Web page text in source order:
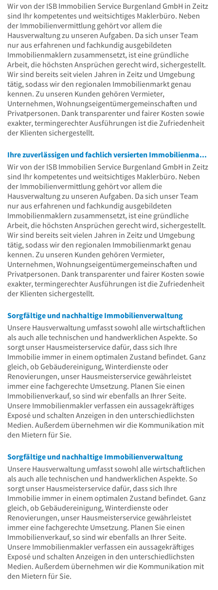
Wir von der ISB Immobilien Service Burgenland GmbH in Zeitz
sind Ihr kompetentes und weitsichtiges Maklerbüro. Neben
der Immobilienvermittlung gehört vor allem die
Hausverwaltung zu unseren Aufgaben. Da sich unser Team
nur aus erfahrenen und fachkundig ausgebildeten
Immobilienmaklern zusammensetzt, ist eine gründliche
Arbeit, die höchsten Ansprüchen gerecht wird, sichergestellt.
Wir sind bereits seit vielen Jahren in Zeitz und Umgebung
tätig, sodass wir den regionalen Immobilienmarkt genau
kennen. Zu unseren Kunden gehören Vermieter,
Unternehmen, Wohnungseigentümergemeinschaften und
Privatpersonen. Dank transparenter und fairer Kosten sowie
exakter, termingerechter Ausführungen ist die Zufriedenheit
der Klienten sichergestellt.
Ihre zuverlässigen und fachlich versierten Immobilienmakler
Wir von der ISB Immobilien Service Burgenland GmbH in Zeitz
sind Ihr kompetentes und weitsichtiges Maklerbüro. Neben
der Immobilienvermittlung gehört vor allem die
Hausverwaltung zu unseren Aufgaben. Da sich unser Team
nur aus erfahrenen und fachkundig ausgebildeten
Immobilienmaklern zusammensetzt, ist eine gründliche
Arbeit, die höchsten Ansprüchen gerecht wird, sichergestellt.
Wir sind bereits seit vielen Jahren in Zeitz und Umgebung
tätig, sodass wir den regionalen Immobilienmarkt genau
kennen. Zu unseren Kunden gehören Vermieter,
Unternehmen, Wohnungseigentümergemeinschaften und
Privatpersonen. Dank transparenter und fairer Kosten sowie
exakter, termingerechter Ausführungen ist die Zufriedenheit
der Klienten sichergestellt.
Sorgfältige und nachhaltige Immobilienverwaltung
Unsere Hausverwaltung umfasst sowohl alle wirtschaftlichen
als auch alle technischen und handwerklichen Aspekte. So
sorgt unser Hausmeisterservice dafür, dass sich Ihre
Immobilie immer in einem optimalen Zustand befindet. Ganz
gleich, ob Gebäudereinigung, Winterdienste oder
Renovierungen, unser Hausmeisterservice gewährleistet
immer eine fachgerechte Umsetzung. Planen Sie einen
Immobilienverkauf, so sind wir ebenfalls an Ihrer Seite.
Unsere Immobilienmakler verfassen ein aussagekräftiges
Exposé und schalten Anzeigen in den unterschiedlichsten
Medien. Außerdem übernehmen wir die Kommunikation mit
den Mietern für Sie.
Sorgfältige und nachhaltige Immobilienverwaltung
Unsere Hausverwaltung umfasst sowohl alle wirtschaftlichen
als auch alle technischen und handwerklichen Aspekte. So
sorgt unser Hausmeisterservice dafür, dass sich Ihre
Immobilie immer in einem optimalen Zustand befindet. Ganz
gleich, ob Gebäudereinigung, Winterdienste oder
Renovierungen, unser Hausmeisterservice gewährleistet
immer eine fachgerechte Umsetzung. Planen Sie einen
Immobilienverkauf, so sind wir ebenfalls an Ihrer Seite.
Unsere Immobilienmakler verfassen ein aussagekräftiges
Exposé und schalten Anzeigen in den unterschiedlichsten
Medien. Außerdem übernehmen wir die Kommunikation mit
den Mietern für Sie.